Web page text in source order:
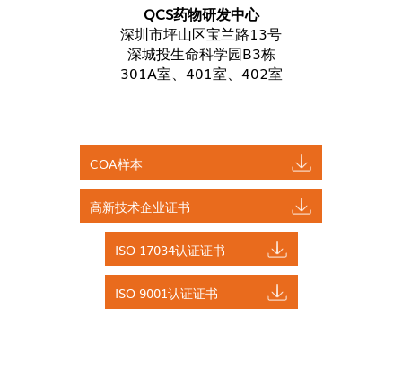
QCS药物研发中心
深圳市坪山区宝兰路13号
深城投生命科学园B3栋
301A室、401室、402室
COA样本
高新技术企业证书
ISO 17034认证证书
ISO 9001认证证书